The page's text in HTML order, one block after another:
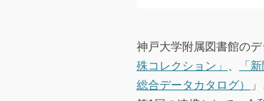
神戸大学附属図書館の
殊コレクション」
「
総合データカタログ）